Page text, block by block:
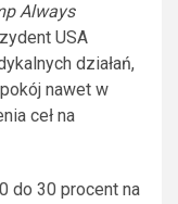
Always
USA
działań,
nawet w
ceł na
do 30 procent na